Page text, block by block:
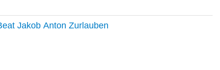
Jakob Anton Zurlauben